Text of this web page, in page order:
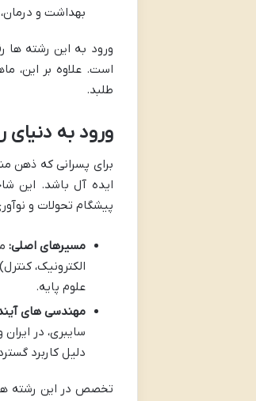
بهداشت و
ورود به این رشته ها
است. علاوه بر این،
طلبد.
ورود به دنیای
برای پسرانی که ذهن
ایده آل باشد. این
پیشگام تحولات و
مسیرهای اصلی:
الکترونیک،
علوم پایه.
مهندسی های
سایبری، در
دلیل کاربرد
تخصص در این رشته ها